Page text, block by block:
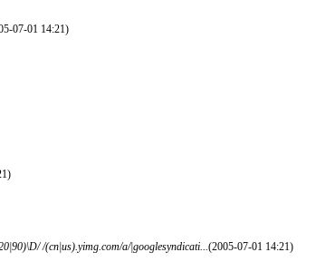
07-01 14:21)
/(cn|us).yimg.com/a/|googlesyndicati...(2005-07-01 14:21)